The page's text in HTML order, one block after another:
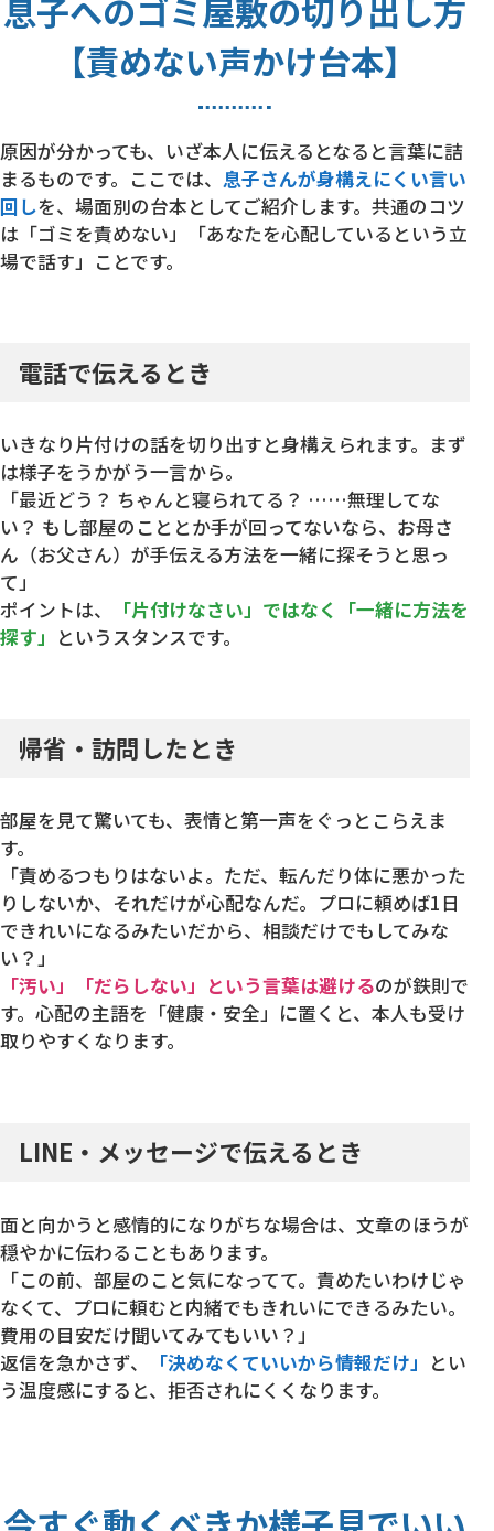
息子へのゴミ屋敷の切り出し方
【責めない声かけ台本】
原因が分かっても、いざ本人に伝えるとなると言葉に詰
まるものです。ここでは、 息子さんが身構えにくい言い
回しを、場面別の台本としてご紹介します。共通のコツ
は「ゴミを責めない」「あなたを心配しているという立
場で話す」ことです。
電話で伝えるとき
いきなり片付けの話を切り出すと身構えられます。まず
は様子をうかがう一言から。
「最近どう？ ちゃんと寝られてる？ ……無理してな
い？ もし部屋のこととか手が回ってないなら、お母さ
ん（お父さん）が手伝える方法を一緒に探そうと思っ
て」
ポイントは、
「片付けなさい」ではなく「一緒に方法を
探す」 というスタンスです。
帰省・訪問したとき
部屋を見て驚いても、表情と第一声をぐっとこらえま
す。
「責めるつもりはないよ。ただ、転んだり体に悪かった
りしないか、それだけが心配なんだ。プロに頼めば1日
できれいになるみたいだから、相談だけでもしてみな
い？」
「汚い」「だらしない」という言葉は避けるのが鉄則で
す。心配の主語を「健康・安全」に置くと、本人も受け
取りやすくなります。
LINE・メッセージで伝えるとき
面と向かうと感情的になりがちな場合は、文章のほうが
穏やかに伝わることもあります。
「この前、部屋のこと気になってて。責めたいわけじゃ
なくて、プロに頼むと内緒でもきれいにできるみたい。
費用の目安だけ聞いてみてもいい？」
返信を急かさず、
「決めなくていいから情報だけ」 とい
う温度感にすると、拒否されにくくなります。